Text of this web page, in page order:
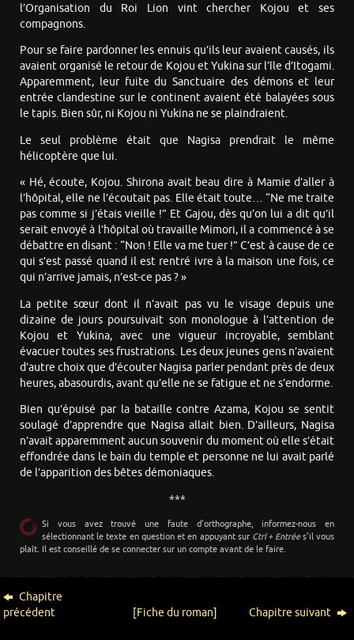
l’Organisation du Roi Lion vint chercher Kojou et ses
compagnons.
Pour se faire pardonner les ennuis qu’ils leur avaient causés, ils
avaient organisé le retour de Kojou et Yukina sur l’île d’Itogami.
Apparemment, leur fuite du Sanctuaire des démons et leur
entrée clandestine sur le continent avaient été balayées sous
le tapis. Bien sûr, ni Kojou ni Yukina ne se plaindraient.
Le seul problème était que Nagisa prendrait le même
hélicoptère que lui.
« Hé, écoute, Kojou. Shirona avait beau dire à Mamie d’aller à
l’hôpital, elle ne l’écoutait pas. Elle était toute… “Ne me traite
pas comme si j’étais vieille !” Et Gajou, dès qu’on lui a dit qu’il
serait envoyé à l’hôpital où travaille Mimori, il a commencé à se
débattre en disant : “Non ! Elle va me tuer !” C’est à cause de ce
qui s’est passé quand il est rentré ivre à la maison une fois, ce
qui n’arrive jamais, n’est-ce pas ? »
La petite sœur dont il n’avait pas vu le visage depuis une
dizaine de jours poursuivait son monologue à l’attention de
Kojou et Yukina, avec une vigueur incroyable, semblant
évacuer toutes ses frustrations. Les deux jeunes gens n’avaient
d’autre choix que d’écouter Nagisa parler pendant près de deux
heures, abasourdis, avant qu’elle ne se fatigue et ne s’endorme.
Bien qu’épuisé par la bataille contre Azama, Kojou se sentit
soulagé d’apprendre que Nagisa allait bien. D’ailleurs, Nagisa
n’avait apparemment aucun souvenir du moment où elle s’était
effondrée dans le bain du temple et personne ne lui avait parlé
de l’apparition des bêtes démoniaques.
***
Si vous avez trouvé une faute d’orthographe, informez-nous en
sélectionnant le texte en question et en appuyant sur Ctrl + Entrées’il vous
plaît. Il est conseillé de se connecter sur un compte avant de le faire.
Chapitre
précédent
[Fiche du roman] Chapitre suivant